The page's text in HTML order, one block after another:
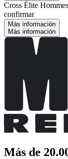
Cross Élite
confirmar
Más información
Más información
Más de